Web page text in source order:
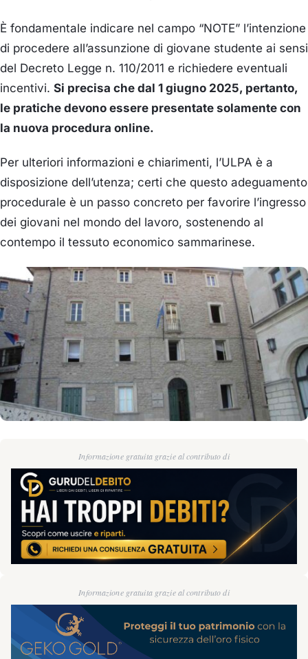
È fondamentale indicare nel campo “NOTE” l’intenzione
di procedere all’assunzione di giovane studente ai sensi
del Decreto Legge n. 110/2011 e richiedere eventuali
incentivi. Si precisa che dal 1 giugno 2025, pertanto,
le pratiche devono essere presentate solamente con
la nuova procedura online.
Per ulteriori informazioni e chiarimenti, l’ULPA è a
disposizione dell’utenza; certi che questo adeguamento
procedurale è un passo concreto per favorire l’ingresso
dei giovani nel mondo del lavoro, sostenendo al
contempo il tessuto economico sammarinese.
Informazione gratuita grazie al contributo di
Informazione gratuita grazie al contributo di